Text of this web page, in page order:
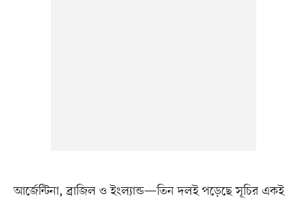
আর্জেন্টিনা, ব্রাজিল ও ইংল্যান্ড—তিন দলই পড়েছে সূচির একই